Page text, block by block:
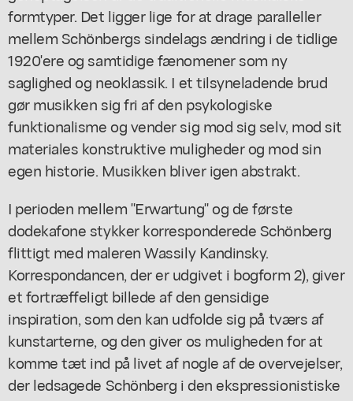
formtyper. Det ligger lige for at drage paralleller
mellem Schönbergs sindelags ændring i de tidlige
1920'ere og samtidige fænomener som ny
saglighed og neoklassik. I et tilsyneladende brud
gør musikken sig fri af den psykologiske
funktionalisme og vender sig mod sig selv, mod sit
materiales konstruktive muligheder og mod sin
egen historie. Musikken bliver igen abstrakt.
I perioden mellem "Erwartung" og de første
dodekafone stykker korresponderede Schönberg
flittigt med maleren Wassily Kandinsky.
Korrespondancen, der er udgivet i bogform 2), giver
et fortræffeligt billede af den gensidige
inspiration, som den kan udfolde sig på tværs af
kunstarterne, og den giver os muligheden for at
komme tæt ind på livet af nogle af de overvejelser,
der ledsagede Schönberg i den ekspressionistiske